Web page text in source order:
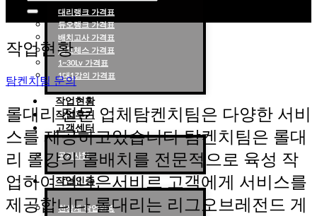
대리랭크 가격표
듀오랭크 가격표
배치고사 가격표
롤토체스 가격표
1~30Lv 가격표
1대1강의 가격표
작업현황
작업후기
고객센터
공지사항
작업인증
천상계 작업인증
작업현황
탐켄치팀 문의
롤대리 전문 업체탐켄치팀은 다양한 서비
스를 제공하고있습니다 탐켄치팀은 롤대
리 롤강의 롤배치를 전문적으로 육성 작
업하여 더나은서비르 고객에게 서비스를
제공합니다 롤대리는 리그오브레전드 게